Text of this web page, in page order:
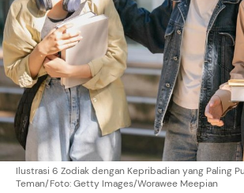
Ilustrasi 6 Zodiak dengan Kepribadian yang Paling
Teman/Foto: Getty Images/Worawee Meepian